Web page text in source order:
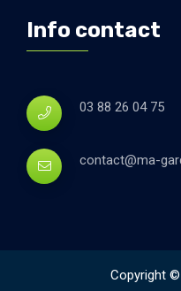
Info contact
03 88 26 04 75
contact@ma-
Copyright ©